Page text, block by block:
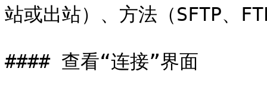
站或出站）、方法（SFTP、
#### 查看“连接”界面